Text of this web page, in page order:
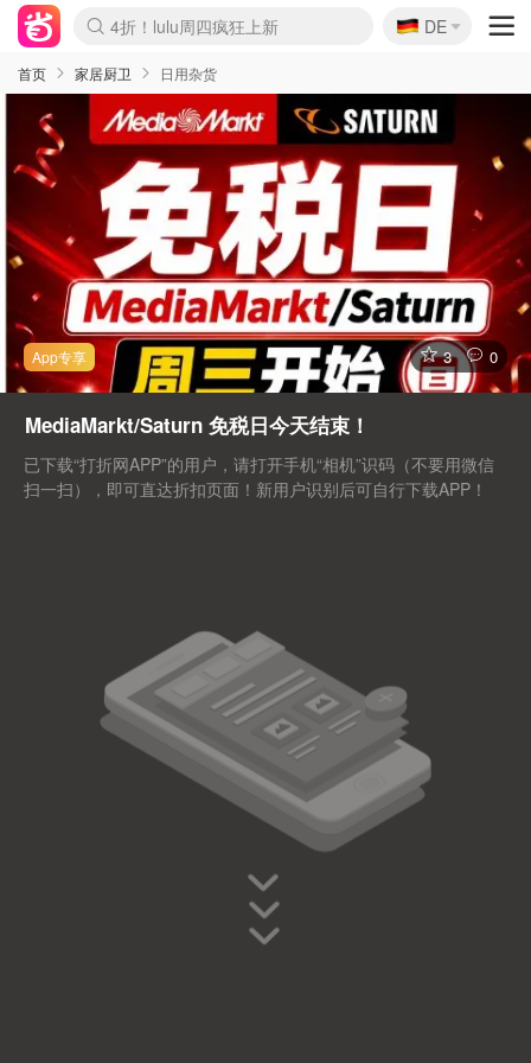
Boticinal 夏促开抢！
4折！lulu周四疯狂上新
还没结束！&OtherStories大促
Joybuy变相75折 随时失效
速领！Stanley独家85折
疑似霸哥！Camper额外叠85折
Zalando 奥莱闪促！每日更新
Moncler反季囤！5折起+叠9折
Coach Brooklyn仅€192
🇩🇪
DE
首页 家居厨卫 日用杂货
3 0
MediaMarkt/Saturn 免税日今天结束！
已下载“打折网APP”的用户，请打开手机“相机”识码（不要用微信
扫一扫），即可直达折扣页面！新用户识别后可自行下载APP！